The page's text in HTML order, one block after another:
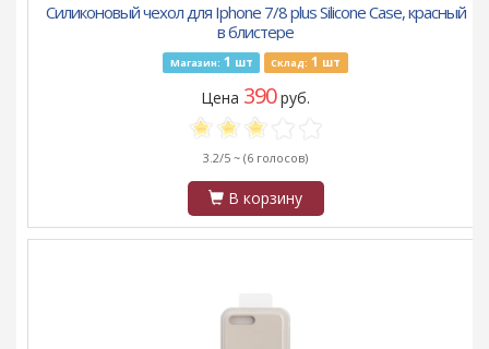
Силиконовый чехол для Iphone 7/8 plus Silicone Case, красный
в блистере
Магазин: 1 шт Склад: 1 шт
Цена 390руб.
3.2/5 ~ (6 голосов)
В корзину